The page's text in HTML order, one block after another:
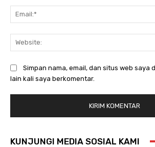
Simpan nama, email, dan situs web saya
lain kali saya berkomentar.
KUNJUNGI MEDIA SOSIAL KAMI